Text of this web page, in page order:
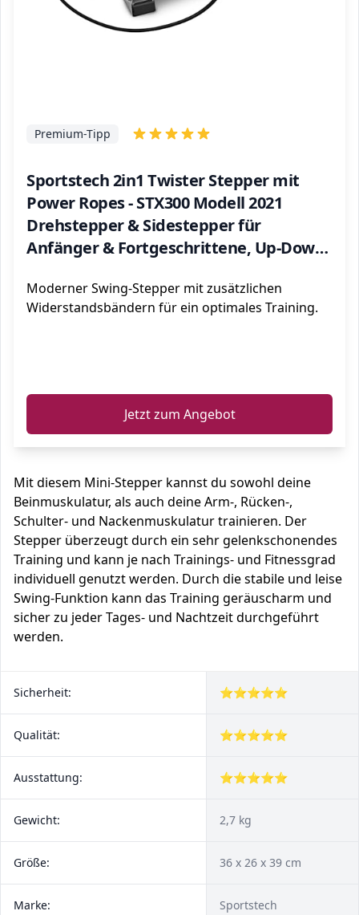
Sportstech 2in1 Twister Stepper mit
Power Ropes - STX300 Modell 2021
Drehstepper & Sidestepper für
Anfänger & Fortgeschrittene, Up-Down-
Hometrainer Widerstand
Premium-Tipp
Moderner Swing-Stepper mit zusätzlichen
Widerstandsbändern für ein optimales Training.
Jetzt zum Angebot
Mit diesem Mini-Stepper kannst du sowohl deine
Beinmuskulatur, als auch deine Arm-, Rücken-,
Schulter- und Nackenmuskulatur trainieren. Der
Stepper überzeugt durch ein sehr gelenkschonendes
Training und kann je nach Trainings- und Fitnessgrad
individuell genutzt werden. Durch die stabile und leise
Swing-Funktion kann das Training geräuscharm und
sicher zu jeder Tages- und Nachtzeit durchgeführt
werden.
Sicherheit: ⭐⭐⭐⭐⭐
Qualität: ⭐⭐⭐⭐⭐
Ausstattung: ⭐⭐⭐⭐⭐
Gewicht: 2,7 kg
Größe: 36 x 26 x 39 cm
Marke: Sportstech